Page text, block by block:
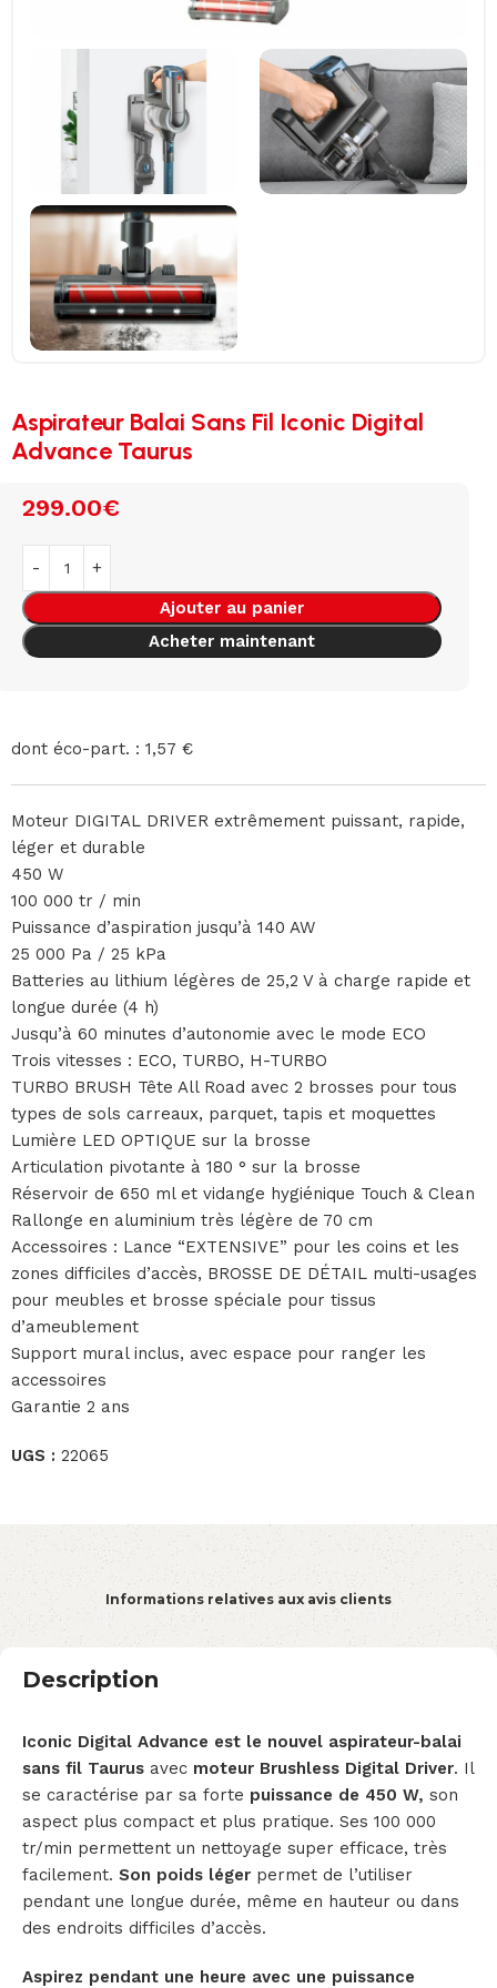
Aspirateur Balai Sans Fil Iconic Digital
Advance Taurus
299.00€
Ajouter au panier
Acheter maintenant
dont éco-part. : 1,57 €
Moteur DIGITAL DRIVER extrêmement puissant, rapide,
léger et durable
450 W
100 000 tr / min
Puissance d’aspiration jusqu’à 140 AW
25 000 Pa / 25 kPa
Batteries au lithium légères de 25,2 V à charge rapide et
longue durée (4 h)
Jusqu’à 60 minutes d’autonomie avec le mode ECO
Trois vitesses : ECO, TURBO, H-TURBO
TURBO BRUSH Tête All Road avec 2 brosses pour tous
types de sols carreaux, parquet, tapis et moquettes
Lumière LED OPTIQUE sur la brosse
Articulation pivotante à 180 ° sur la brosse
Réservoir de 650 ml et vidange hygiénique Touch & Clean
Rallonge en aluminium très légère de 70 cm
Accessoires : Lance “EXTENSIVE” pour les coins et les
zones difficiles d’accès, BROSSE DE DÉTAIL multi-usages
pour meubles et brosse spéciale pour tissus
d’ameublement
Support mural inclus, avec espace pour ranger les
accessoires
Garantie 2 ans
UGS : 22065
Informations relatives aux avis clients
Description
Iconic Digital Advance est le nouvel aspirateur-balai
sans fil Taurus avec moteur Brushless Digital Driver. Il
se caractérise par sa forte puissance de 450 W, son
aspect plus compact et plus pratique. Ses 100 000
tr/min permettent un nettoyage super efficace, très
facilement. Son poids léger permet de l’utiliser
pendant une longue durée, même en hauteur ou dans
des endroits difficiles d’accès.
Aspirez pendant une heure avec une puissance